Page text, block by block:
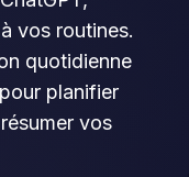
vos routines.
quotidienne
planifier
vos